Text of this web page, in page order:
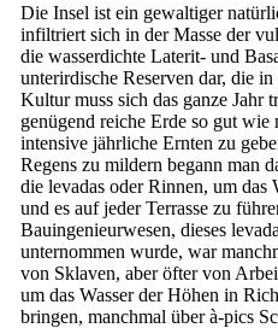
Die Insel ist ein gewaltiger
infiltriert sich in der Masse der
die wasserdichte Laterit- und
unterirdische Reserven dar, die
Kultur muss sich das ganze Jahr
genügend reiche Erde so gut
intensive jährliche Ernten zu
Regens zu mildern begann man
die levadas oder Rinnen, um das
und es auf jeder Terrasse zu
Bauingenieurwesen, dieses
unternommen wurde, war
von Sklaven, aber öfter von
um das Wasser der Höhen in
bringen, manchmal über à-pics